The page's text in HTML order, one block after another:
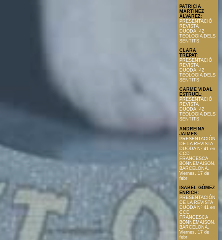
PATRICIA
MARTÍNEZ
ÀLVAREZ:
PRESENTACIÓ
REVISTA
DUODA, 42
TEOLOGIA DELS
SENTITS
CLARA
TREPAT:
PRESENTACIÓ
REVISTA
DUODA, 42
TEOLOGIA DELS
SENTITS
CARME VIDAL
ESTRUEL:
PRESENTACIÓ
REVISTA
DUODA, 42
TEOLOGIA DELS
SENTITS
ANDREINA
JAIMES:
PRESENTACIÓN
DE LA REVISTA
DUODA Nº 41 en
CCD
FRANCESCA
BONNEMAISON,
BARCELONA.
Viernes, 17 de
febr
ISABEL GÓMEZ
ENRICH :
PRESENTACIÓN
DE LA REVISTA
DUODA Nº 41 en
CCD
FRANCESCA
BONNEMAISON,
BARCELONA.
Viernes, 17 de
febr